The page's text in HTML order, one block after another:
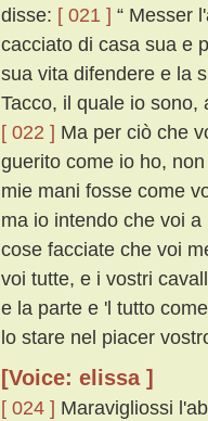
disse: [ 021 ] “ Messer
cacciato di casa sua e
sua vita difendere e la
Tacco, il quale io
[ 022 ] Ma per ciò che
guerito come io ho,
mie mani fosse come
ma io intendo che voi
cose facciate che voi
voi tutte, e i vostri
e la parte e 'l tutto
lo stare nel piacer
[Voice: elissa ]
[ 024 ] Maravigliossi